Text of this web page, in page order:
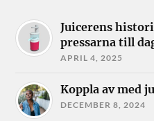
Juicerens
pressarna till
APRIL 4, 2025
Koppla av med
DECEMBER 8, 2024